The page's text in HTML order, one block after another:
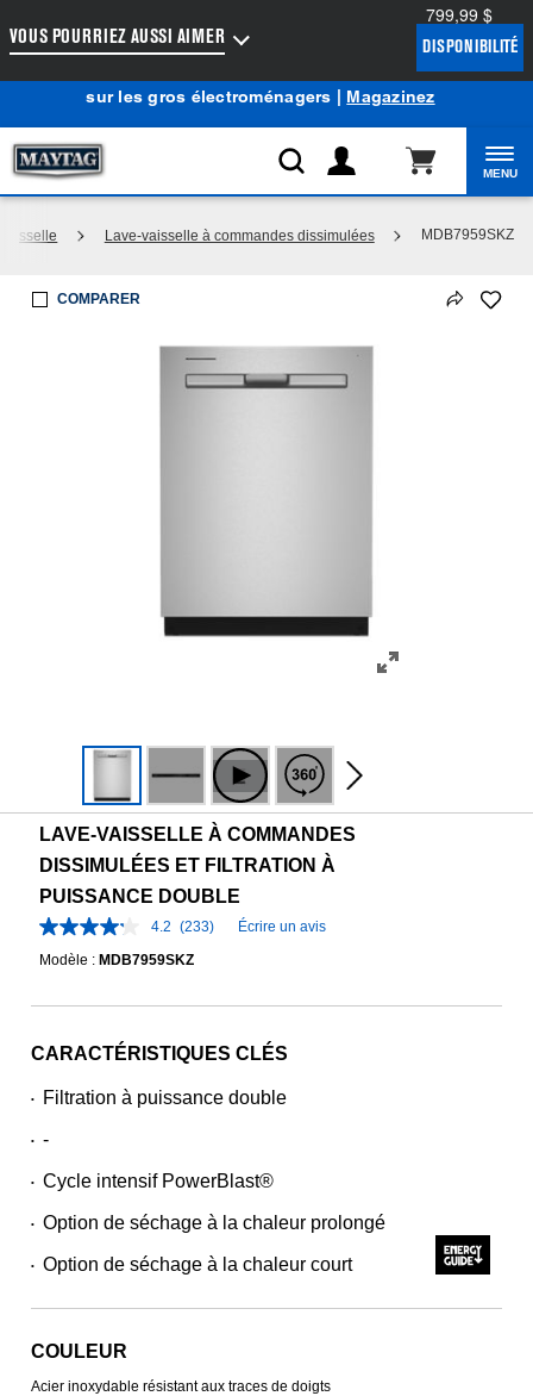
: Profitez de prix de liquidation
sur les gros électroménagers | Magazinez
MENU
Lave-vaisselle à commandes dissimulées MDB7959SKZ
LAVE-VAISSELLE À COMMANDES
DISSIMULÉES ET FILTRATION À
PUISSANCE DOUBLE
4.2 (233)
Écrire un avis
Modèle : MDB7959SKZ
VOUS POURRIEZ AUSSI AIMER
799,99 $
DISPONIBILITÉ
COMPARER
CARACTÉRISTIQUES CLÉS
• Filtration à puissance double
• -
• Cycle intensif PowerBlast®
• Option de séchage à la chaleur prolongé
• Option de séchage à la chaleur court
COULEUR
Acier inoxydable résistant aux traces de doigts